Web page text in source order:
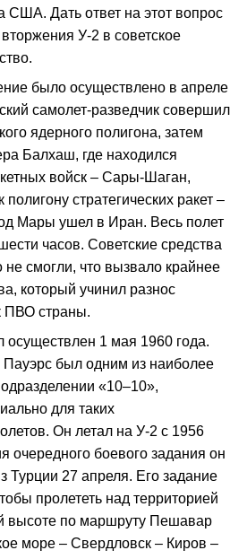
США. Дать ответ на этот вопрос
У-2 в советское
было осуществлено в апреле
самолет-разведчик совершил
ядерного полигона, затем
Балхаш, где находился
войск – Сары-Шаган,
стратегических ракет –
Мары ушел в Иран. Весь полет
часов. Советские средства
не смогли, что вызвало крайнее
который учинил разнос
ПВО страны.
осуществлен 1 мая 1960 года.
Пауэрс был одним из наиболее
«10–10»,
для таких
Он летал на У-2 с 1956
очередного боевого задания он
27 апреля. Его задание
пролететь над территорией
высоте по маршруту Пешавар
море – Свердловск – Киров –